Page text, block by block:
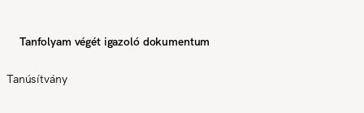
Tanfolyam végét igazoló dokumentum
Tanúsítvány